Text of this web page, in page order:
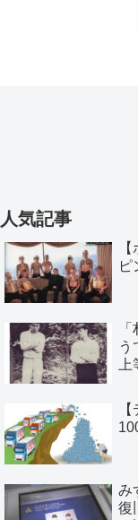
人気記事
ピ
う
み
復